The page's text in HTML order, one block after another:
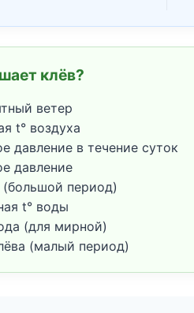
клёв?
ветер
t° воздуха
давление в течение суток
давление
(большой период)
t° воды
(для мирной)
(малый период)